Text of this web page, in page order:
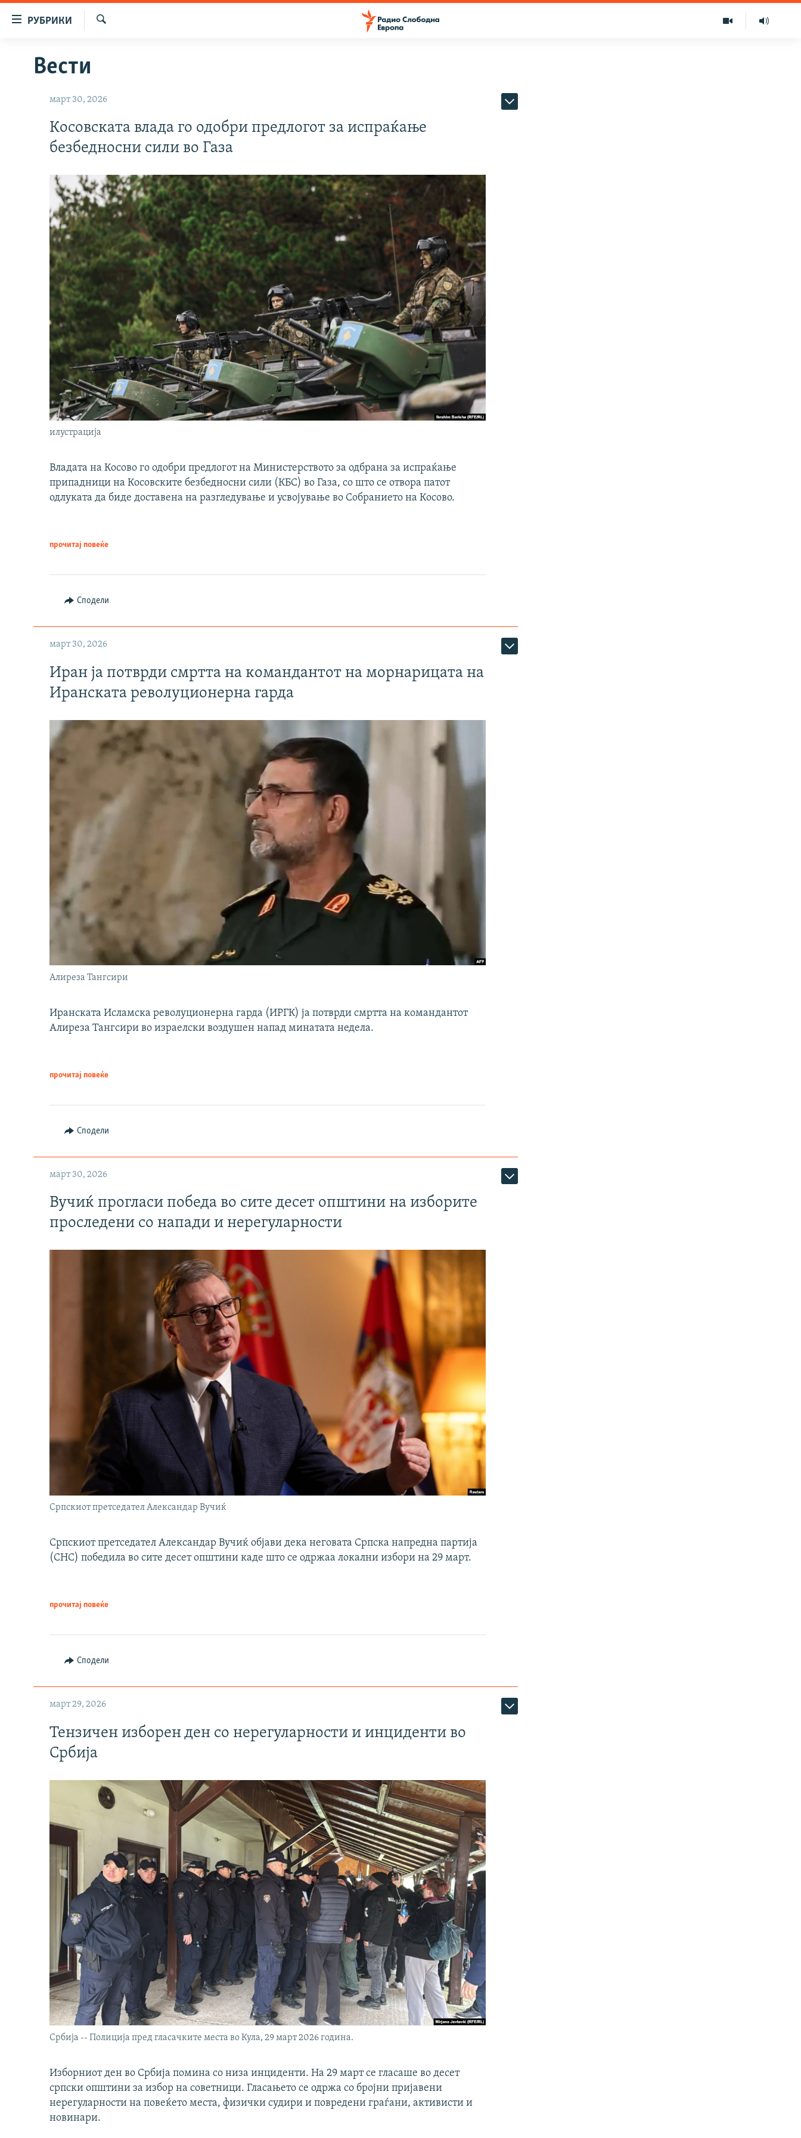
содржината
пребарување
РУБРИКИ
МАКЕДОНИЈА
ВИЗУЕЛНО
ШТО ТРЕБА ДА ЗНАЕТЕ
ПОДКАСТ ЗОШТО?
Вести
март 30, 2026
Косовската влада го одобри предлогот за испраќање
безбедносни сили во Газа
илустрација
Владата на Косово го одобри предлогот на Министерството за одбрана за испраќање
припадници на Косовските безбедносни сили (КБС) во Газа, со што се отвора патот
одлуката да биде доставена на разгледување и усвојување во Собранието на Косово.
прочитај повеќе
Сподели
март 30, 2026
Иран ја потврди смртта на командантот на морнарицата на
Иранската револуционерна гарда
Алиреза Тангсири
Иранската Исламска револуционерна гарда (ИРГК) ја потврди смртта на командантот
Алиреза Тангсири во израелски воздушен напад минатата недела.
прочитај повеќе
Сподели
март 30, 2026
Вучиќ прогласи победа во сите десет општини на изборите
проследени со напади и нерегуларности
Српскиот претседател Александар Вучиќ
Српскиот претседател Александар Вучиќ објави дека неговата Српска напредна партија
(СНС) победила во сите десет општини каде што се одржаа локални избори на 29 март.
прочитај повеќе
Сподели
март 29, 2026
Тензичен изборен ден со нерегуларности и инциденти во
Србија
Србија -- Полиција пред гласачките места во Кула, 29 март 2026 година.
Изборниот ден во Србија помина со низа инциденти. На 29 март се гласаше во десет
српски општини за избор на советници. Гласањето се одржа со бројни пријавени
нерегуларности на повеќето места, физички судири и повредени граѓани, активисти и
новинари.